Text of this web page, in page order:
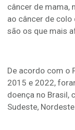
câncer de mama,
ao câncer de
são os que mais
De acordo com o
2015 e 2022,
doença no Brasil,
Sudeste, Nordeste